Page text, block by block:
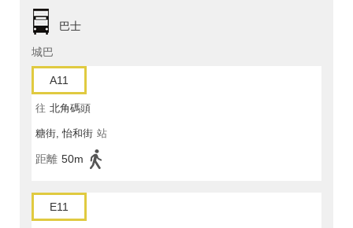
巴士
城巴
A11
往 北角碼頭
糖街, 怡和街 站
距離 50m
E11